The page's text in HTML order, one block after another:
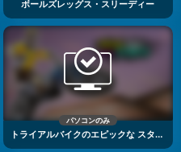
ボールズレッグス・スリーディー
パソコンのみ
トライアルバイクのエピックな スタント